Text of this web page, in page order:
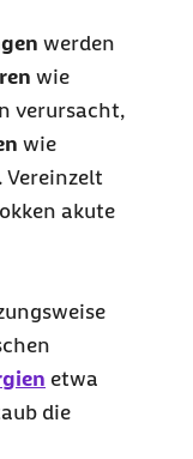
werden
wie
verursacht,
wie
Vereinzelt
akute
etwa
die